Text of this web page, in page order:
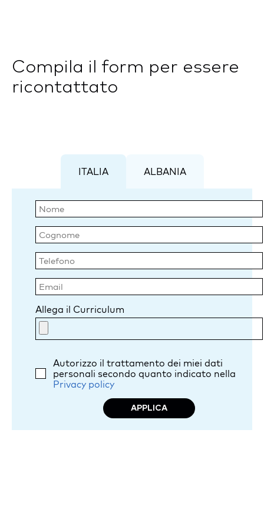
Compila il form per essere
ricontattato
ITALIA ALBANIA
Allega il Curriculum
Autorizzo il trattamento dei miei dati
personali secondo quanto indicato nella
Privacy policy
APPLICA